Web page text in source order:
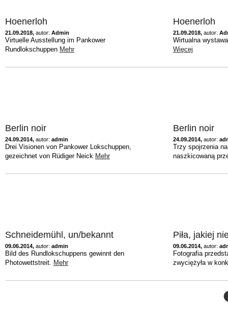
Hoenerloh
21.09.2018, autor: Admin
Virtuelle Ausstellung im Pankower
Rundlokschuppen Mehr
Hoenerloh
21.09.2018, autor:
Wirtualna
Więcej
Berlin noir
24.09.2014, autor: admin
Drei Visionen von Pankower Lokschuppen,
gezeichnet von Rüdiger Neick Mehr
Berlin noir
24.09.2014, autor:
Trzy spojrzenia
naszkicowaną
Schneidemühl, un/bekannt
09.06.2014, autor: admin
Bild des Rundlokschuppens gewinnt den
Photowettstreit. Mehr
Piła, jakiej
09.06.2014, autor:
Fotografia
zwyciężyła w